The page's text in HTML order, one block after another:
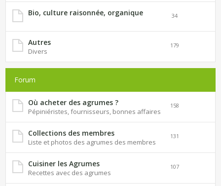
Bio, culture raisonnée, organique 34
Autres
Divers
179
Forum
Où acheter des agrumes ?
Pépiniéristes, fournisseurs, bonnes affaires
158
Collections des membres
Liste et photos des agrumes des membres
131
Cuisiner les Agrumes
Recettes avec des agrumes
107